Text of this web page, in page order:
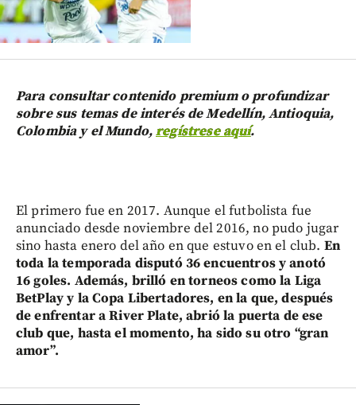
Para consultar contenido premium o profundizar
sobre sus temas de interés de Medellín, Antioquia,
Colombia y el Mundo,regístrese aquí.
El primero fue en 2017. Aunque el futbolista fue
anunciado desde noviembre del 2016, no pudo jugar
sino hasta enero del año en que estuvo en el club. En
toda la temporada disputó 36 encuentros y anotó
16 goles. Además, brilló en torneos como la Liga
BetPlay y la Copa Libertadores, en la que, después
de enfrentar a River Plate, abrió la puerta de ese
club que, hasta el momento, ha sido su otro “gran
amor”.